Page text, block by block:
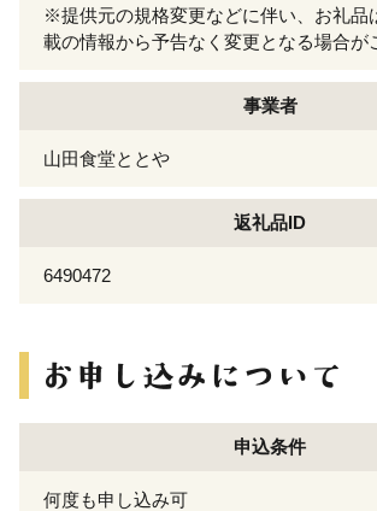
※提供元の規格変更などに伴い、お礼品
載の情報から予告なく変更となる場合が
事業者
山田食堂ととや
返礼品ID
6490472
申込条件
何度も申し込み可